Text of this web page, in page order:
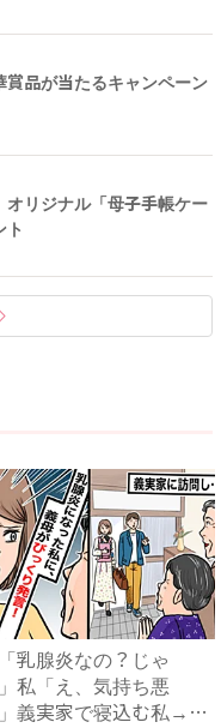
賞品が当たるキャンペーン
オリジナル「母子手帳ケー
ト
乳腺炎なの？じゃ
私「え、気持ち悪
義実家で寝込む私→思